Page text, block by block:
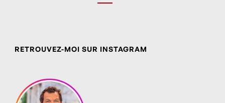
RETROUVEZ-MOI SUR INSTAGRAM